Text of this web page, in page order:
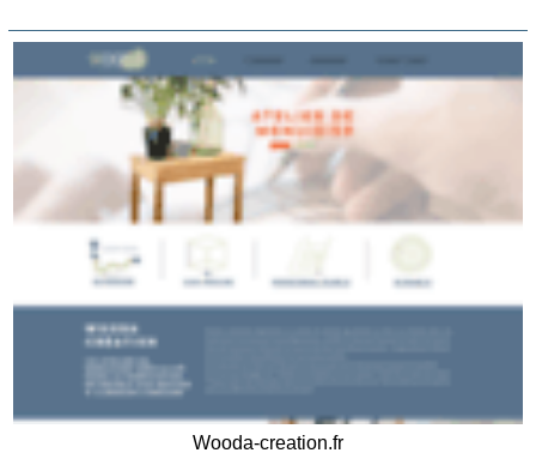
Wooda-creation.fr